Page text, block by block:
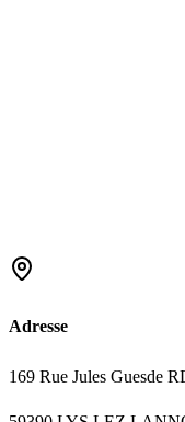
Adresse
169 Rue Jules Guesde